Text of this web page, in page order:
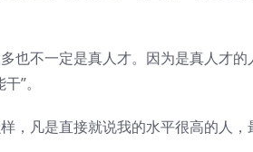
也不一定是真人才。因为是真人才的
”。
，凡是直接就说我的水平很高的人，